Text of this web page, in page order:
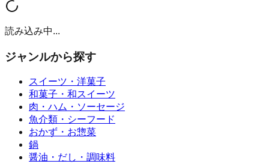
読み込み中...
ジャンルから探す
スイーツ・洋菓子
和菓子・和スイーツ
肉・ハム・ソーセージ
魚介類・シーフード
おかず・お惣菜
鍋
醤油・だし・調味料